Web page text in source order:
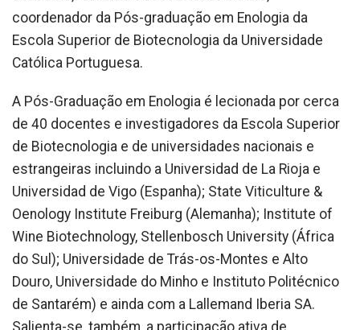
coordenador da Pós-graduação em Enologia da
Escola Superior de Biotecnologia da Universidade
Católica Portuguesa.
A Pós-Graduação em Enologia é lecionada por cerca
de 40 docentes e investigadores da Escola Superior
de Biotecnologia e de universidades nacionais e
estrangeiras incluindo a Universidad de La Rioja e
Universidad de Vigo (Espanha); State Viticulture &
Oenology Institute Freiburg (Alemanha); Institute of
Wine Biotechnology, Stellenbosch University (África
do Sul); Universidade de Trás-os-Montes e Alto
Douro, Universidade do Minho e Instituto Politécnico
de Santarém) e ainda com a Lallemand Iberia SA.